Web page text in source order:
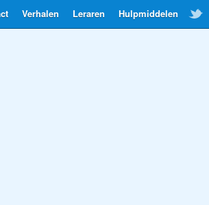
Hulpmiddelen
Leraren
Verhalen